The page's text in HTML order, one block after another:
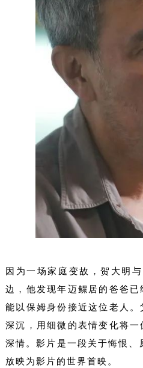
因为一场家庭变故，贺大明
边，他发现年迈鳏居的爸爸
能以保姆身份接近这位老人
深沉，用细微的表情变化将
深情。影片是一段关于悔恨
放映为影片的世界首映。